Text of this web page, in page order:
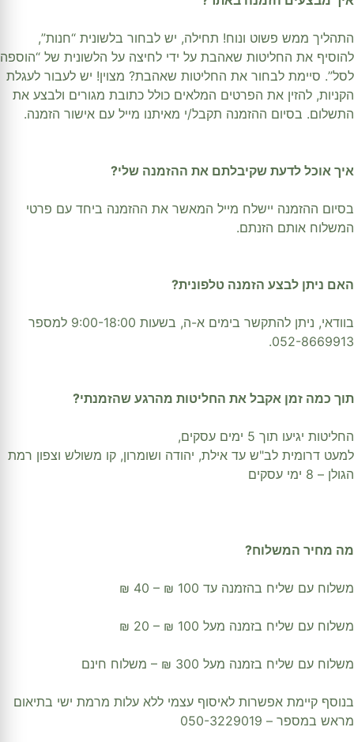
התהליך ממש פשוט ונוח! תחילה, יש לבחור בלשונית “חנות”,
להוסיף את החליטות שאהבת על ידי לחיצה על הלשונית של “הוספה
לסל”. סיימת לבחור את החליטות שאהבת? מצוין! יש לעבור לעגלת
הקניות, להזין את הפרטים המלאים כולל כתובת מגורים ולבצע את
התשלום. בסיום ההזמנה תקבל/י מאיתנו מייל עם אישור הזמנה.
איך אוכל לדעת שקיבלתם את ההזמנה שלי?
בסיום ההזמנה יישלח מייל המאשר את ההזמנה ביחד עם פרטי
המשלוח אותם הזנתם.
האם ניתן לבצע הזמנה טלפונית?
בוודאי, ניתן להתקשר בימים א-ה, בשעות 9:00-18:00 למספר
052-8669913.
תוך כמה זמן אקבל את החליטות מהרגע שהזמנתי?
החליטות יגיעו תוך 5 ימים עסקים,
למעט דרומית לב"ש עד אילת, יהודה ושומרון, קו משולש וצפון רמת
הגולן – 8 ימי עסקים
מה מחיר המשלוח?
משלוח עם שליח בהזמנה עד 100 ₪ – 40 ₪
משלוח עם שליח בזמנה מעל 100 ₪ – 20 ₪
משלוח עם שליח בזמנה מעל 300 ₪ – משלוח חינם
בנוסף קיימת אפשרות לאיסוף עצמי ללא עלות מרמת ישי בתיאום
מראש במספר – 050-3229019